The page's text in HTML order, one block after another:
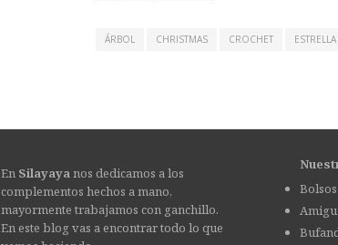
ÁRBOL CHRISTMAS CROCHET ESTRELLA
En Silayayanos dedicamos a los
complementos hechos a mano,
mayormente trabajamos con ganchillo.
En este blog vas a encontrar todo lo que
Bolsos